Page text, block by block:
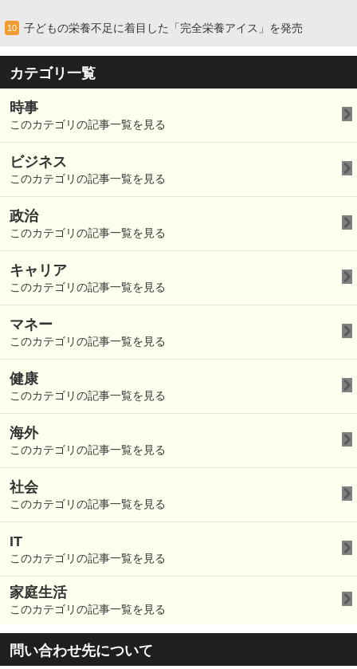
10 子どもの栄養不足に着目した「完全栄養アイス」を発売
カテゴリ一覧
時事
このカテゴリの記事一覧を見る
ビジネス
このカテゴリの記事一覧を見る
政治
このカテゴリの記事一覧を見る
キャリア
このカテゴリの記事一覧を見る
マネー
このカテゴリの記事一覧を見る
健康
このカテゴリの記事一覧を見る
海外
このカテゴリの記事一覧を見る
社会
このカテゴリの記事一覧を見る
IT
このカテゴリの記事一覧を見る
家庭生活
このカテゴリの記事一覧を見る
問い合わせ先について